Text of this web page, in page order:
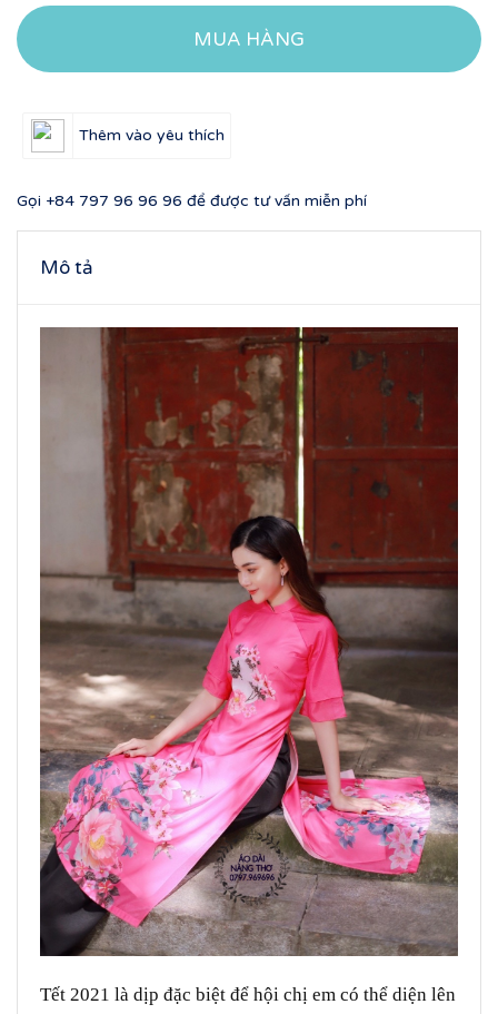
MUA HÀNG
Thêm vào yêu thích
Gọi +84 797 96 96 96 để được tư vấn miễn phí
Mô tả
Tết 2021 là dịp đặc biệt để hội chị em có thể diện lên